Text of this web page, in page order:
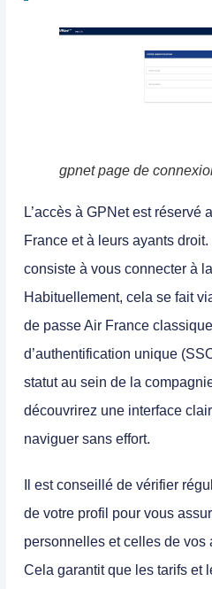
gpnet page de
L’accès à GPNet est réservé
France et à leurs ayants
consiste à vous connecter à
Habituellement, cela se fait
de passe Air France
d’authentification unique
statut au sein de la
découvrirez une interface
naviguer sans effort.
Il est conseillé de vérifier
de votre profil pour vous
personnelles et celles de vos
Cela garantit que les tarifs et